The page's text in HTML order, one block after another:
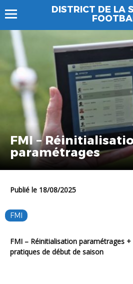
DISTRICT DE LA
FMI –
paramétrages
Publié le 18/08/2025
FMI
FMI – Réinitialisation paramétrages + rappels bonnes
pratiques de début de saison